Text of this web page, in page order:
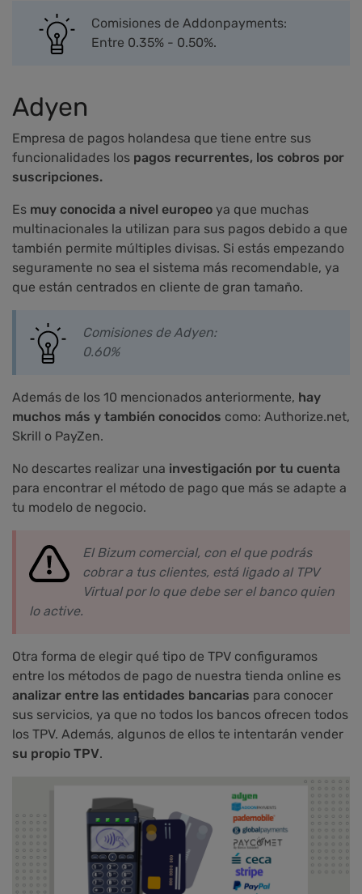
Comisiones de Addonpayments:
Entre 0.35% - 0.50%.
Adyen
Empresa de pagos holandesa que tiene entre sus
funcionalidades los pagos recurrentes, los cobros por
suscripciones.
Es muy conocida a nivel europeo ya que muchas
multinacionales la utilizan para sus pagos debido a que
también permite múltiples divisas. Si estás empezando
seguramente no sea el sistema más recomendable, ya
que están centrados en cliente de gran tamaño.
Comisiones de Adyen:
0.60%
Además de los 10 mencionados anteriormente, hay
muchos más y también conocidos como: Authorize.net,
Skrill o PayZen.
No descartes realizar una investigación por tu cuenta
para encontrar el método de pago que más se adapte a
tu modelo de negocio.
El Bizum comercial, con el que podrás
cobrar a tus clientes, está ligado al TPV
Virtual por lo que debe ser el banco quien
lo active.
Otra forma de elegir qué tipo de TPV configuramos
entre los métodos de pago de nuestra tienda online es
analizar entre las entidades bancarias para conocer
sus servicios, ya que no todos los bancos ofrecen todos
los TPV. Además, algunos de ellos te intentarán vender
su propio TPV.